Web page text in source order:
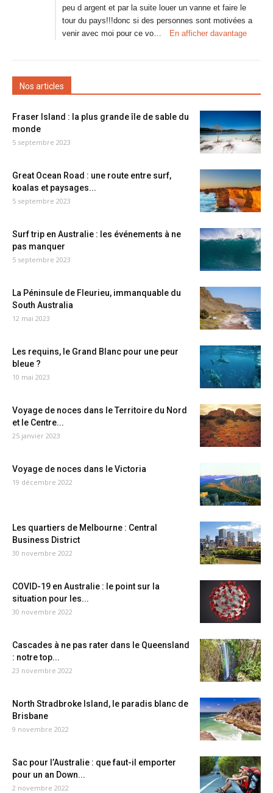
peu d argent et par la suite louer un vanne et faire le
tour du pays!!!donc si des personnes sont motivées a
venir avec moi pour ce vo…
En afficher davantage
Nos articles
Fraser Island : la plus grande île de sable du
monde
5 septembre 2023
Great Ocean Road : une route entre surf,
koalas et paysages...
5 septembre 2023
Surf trip en Australie : les événements à ne
pas manquer
5 septembre 2023
La Péninsule de Fleurieu, immanquable du
South Australia
12 mai 2023
Les requins, le Grand Blanc pour une peur
bleue ?
10 mai 2023
Voyage de noces dans le Territoire du Nord
et le Centre...
25 janvier 2023
Voyage de noces dans le Victoria
19 décembre 2022
Les quartiers de Melbourne : Central
Business District
30 novembre 2022
COVID-19 en Australie : le point sur la
situation pour les...
30 novembre 2022
Cascades à ne pas rater dans le Queensland
: notre top...
23 novembre 2022
North Stradbroke Island, le paradis blanc de
Brisbane
9 novembre 2022
Sac pour l’Australie : que faut-il emporter
pour un an Down...
2 novembre 2022